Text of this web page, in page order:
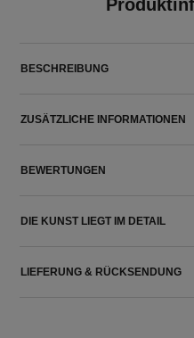
BESCHREIBUNG
ZUSÄTZLICHE INFORMATIONEN
BEWERTUNGEN
DIE KUNST LIEGT IM DETAIL
LIEFERUNG & RÜCKSENDUNG